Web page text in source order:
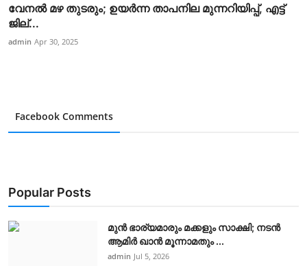
വേനൽ മഴ തുടരും; ഉയർന്ന താപനില മുന്നറിയിപ്പ്, എട്ട്
ജില്...
admin Apr 30, 2025
Facebook Comments
Popular Posts
മുൻ ഭാര്യമാരും മക്കളും സാക്ഷി; നടൻ
ആമിർ ഖാൻ മൂന്നാമതും ...
admin Jul 5, 2026